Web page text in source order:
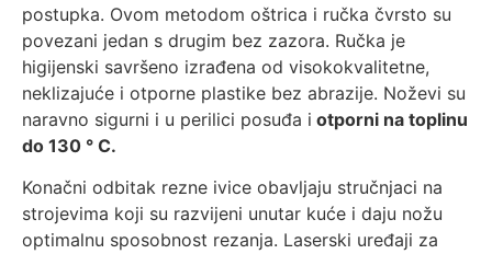
postupka. Ovom metodom oštrica i ručka čvrsto su
povezani jedan s drugim bez zazora. Ručka je
higijenski savršeno izrađena od visokokvalitetne,
neklizajuće i otporne plastike bez abrazije. Noževi su
naravno sigurni i u perilici posuđa i otporni na toplinu
do 130 ° C.
Konačni odbitak rezne ivice obavljaju stručnjaci na
strojevima koji su razvijeni unutar kuće i daju nožu
optimalnu sposobnost rezanja. Laserski uređaji za